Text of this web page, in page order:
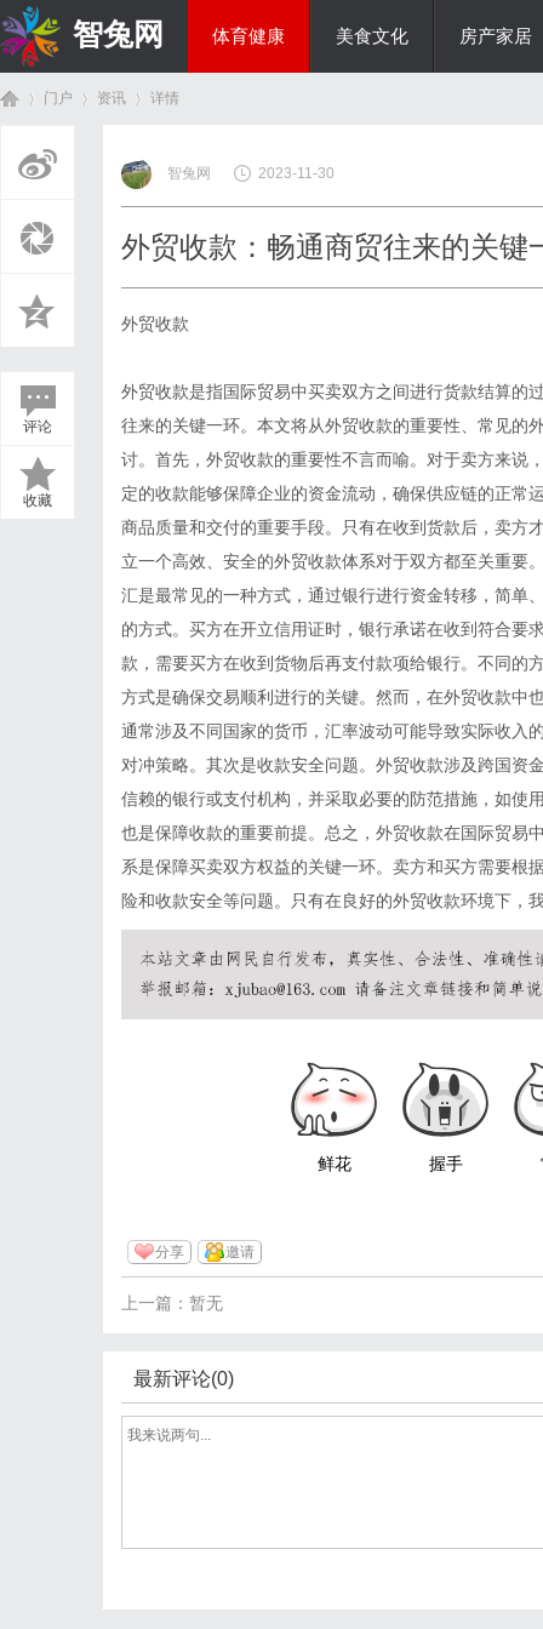
智兔网 体育健康 美食文化 房产家居
门户 资讯
›
详情
评论
收藏
智兔网 2023-11-30
外贸收款：畅通商贸往来的关键
外贸收款
外贸收款是指国际贸易中买卖双方之间进行货款结算的
往来的关键一环。本文将从外贸收款的重要性、常见的
讨。首先，外贸收款的重要性不言而喻。对于卖方来说
定的收款能够保障企业的资金流动，确保供应链的正常
商品质量和交付的重要手段。只有在收到货款后，卖方
立一个高效、安全的外贸收款体系对于双方都至关重要
汇是最常见的一种方式，通过银行进行资金转移，简单
的方式。买方在开立信用证时，银行承诺在收到符合要
款，需要买方在收到货物后再支付款项给银行。不同的
方式是确保交易顺利进行的关键。然而，在外贸收款中
通常涉及不同国家的货币，汇率波动可能导致实际收入
对冲策略。其次是收款安全问题。外贸收款涉及跨国资
信赖的银行或支付机构，并采取必要的防范措施，如使
也是保障收款的重要前提。总之，外贸收款在国际贸易
系是保障买卖双方权益的关键一环。卖方和买方需要根
险和收款安全等问题。只有在良好的外贸收款环境下，
鲜花 握手
分享 邀请
上一篇：暂无
最新评论(0)